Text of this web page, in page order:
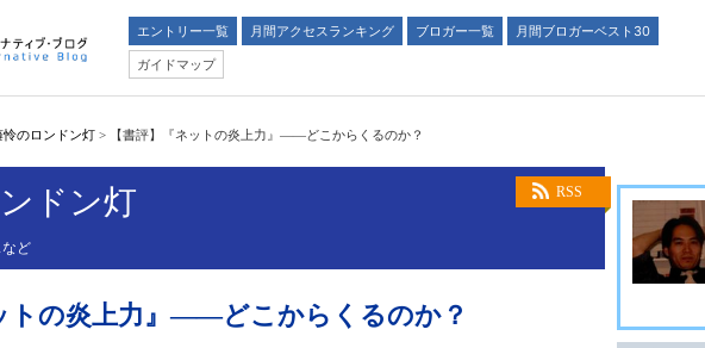
エントリー一覧 月間アクセスランキング ブロガー一覧
月間ブロガーベスト30
ガイドマップ
怜のロンドン灯 > 【書評】『ネットの炎上力』――どこからくるのか？
RSS
ドン灯
ど
トの炎上力』――どこからくるのか？